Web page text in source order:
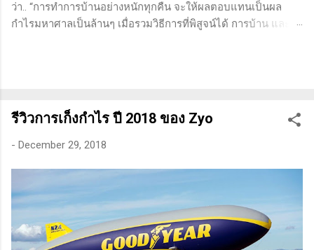
ว่า.. “การทำการบ้านอย่างหนักทุกคืน จะให้ผลตอบแทนเป็นผล
กำไรมหาศาลเป็นล้านๆ เมื่อรวมวิธีการที่พิสูจน์ได้ การบ้าน และ
ในอนาคต การลงรายละเอียดในการวิเคราะห์นี้จะช่วยให้คุณ
สามารถเข้าใจตลาดและรู้จักจังหวะที่เหมาะสมในการเข้าเทรด . -
วิธีการที่พิสูจน์แล้วว่าทำเงินได้จริงและทำซ้ำได้ตลอด (Method):
ช่วยให้คุณไม่หลงลืมแนวทางที่ได้ผลในอดีตและสามารถปรับ
ใช้ได้เมื่อตลาดมีการเปลี่ยนแปลง . - ความอดทน (Patience): การ
รอคอยและไม่รีบร้อนถือเป็นคุณสมบัติที่สำคัญในนักเทรด ความ
อดทนช่วยให้คุณสามารถทนต่อความผันผวนของตลาดและรอคอย
จังหวะที่ดี...
รีวิวการเก็งกำไร ปี 2018 ของ Zyo
- December 29, 2018